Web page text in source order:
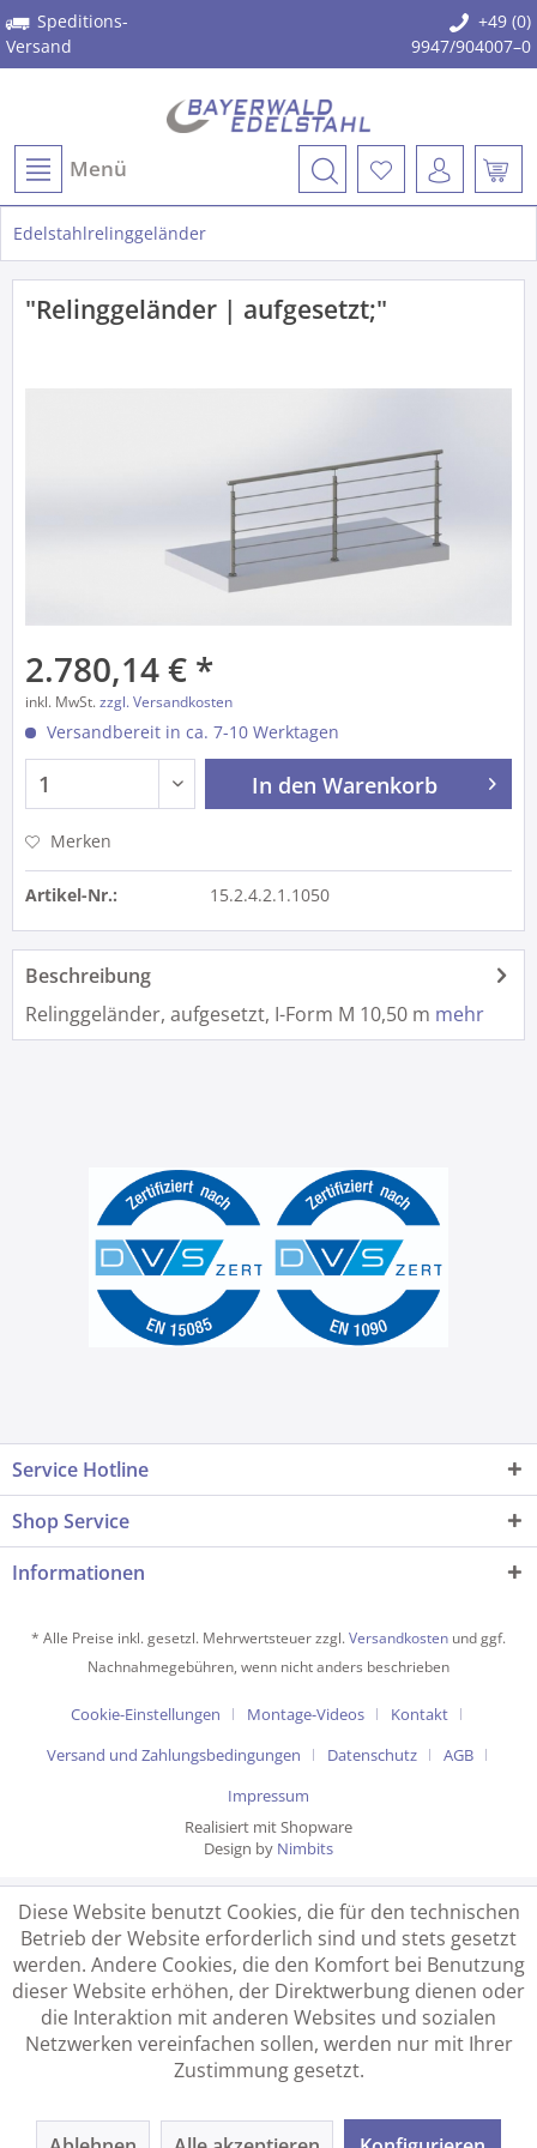
Speditions-
Versand
+49 (0)
9947/904007–0
Menü
Edelstahlrelinggeländer
"Relinggeländer | aufgesetzt;"
2.780,14 € *
inkl. MwSt.zzgl. Versandkosten
Versandbereit in ca. 7-10 Werktagen
In den Warenkorb
Merken
Artikel-Nr.: 15.2.4.2.1.1050
Beschreibung
Relinggeländer, aufgesetzt, I-Form M 10,50 m mehr
Service Hotline
Shop Service
Informationen
* Alle Preise inkl. gesetzl. Mehrwertsteuer zzgl.Versandkosten und ggf.
Nachnahmegebühren, wenn nicht anders beschrieben
Cookie-Einstellungen Montage-Videos
Kontakt
Versand und Zahlungsbedingungen
Datenschutz
AGB
Impressum
Realisiert mit Shopware
Design by Nimbits
Diese Website benutzt Cookies, die für den technischen
Betrieb der Website erforderlich sind und stets gesetzt
werden. Andere Cookies, die den Komfort bei Benutzung
dieser Website erhöhen, der Direktwerbung dienen oder
die Interaktion mit anderen Websites und sozialen
Netzwerken vereinfachen sollen, werden nur mit Ihrer
Zustimmung gesetzt.